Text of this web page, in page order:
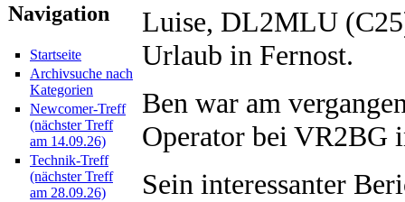
Navigation
Startseite
Archivsuche nach
Kategorien
Newcomer-Treff
(nächster Treff
am 14.09.26)
Technik-Treff
(nächster Treff
am 28.09.26)
Luise, DL2MLU
Urlaub in Fernost.
Ben war am
Operator bei VR2BG
Sein interessanter